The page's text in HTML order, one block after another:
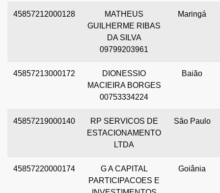
45857212000128
MATHEUS
GUILHERME RIBAS
DA SILVA
09799203961
Maringá
45857213000172
DIONESSIO
MACIEIRA BORGES
00753334224
Baião
45857219000140
RP SERVICOS DE
ESTACIONAMENTO
LTDA
São Paulo
45857220000174
G A CAPITAL
PARTICIPACOES E
Goiânia